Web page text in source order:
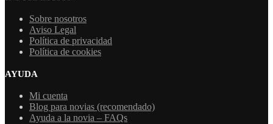
Sobre nosotros
Aviso Legal
Política de privacidad
Política de cookies
AYUDA
Mi cuenta
Blog para novias (recomendado)
Ayuda a la novia – FAQs